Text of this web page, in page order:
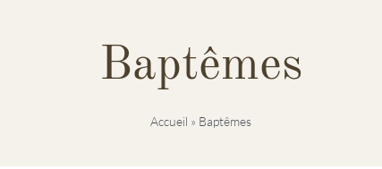
Baptêmes
Accueil » Baptêmes